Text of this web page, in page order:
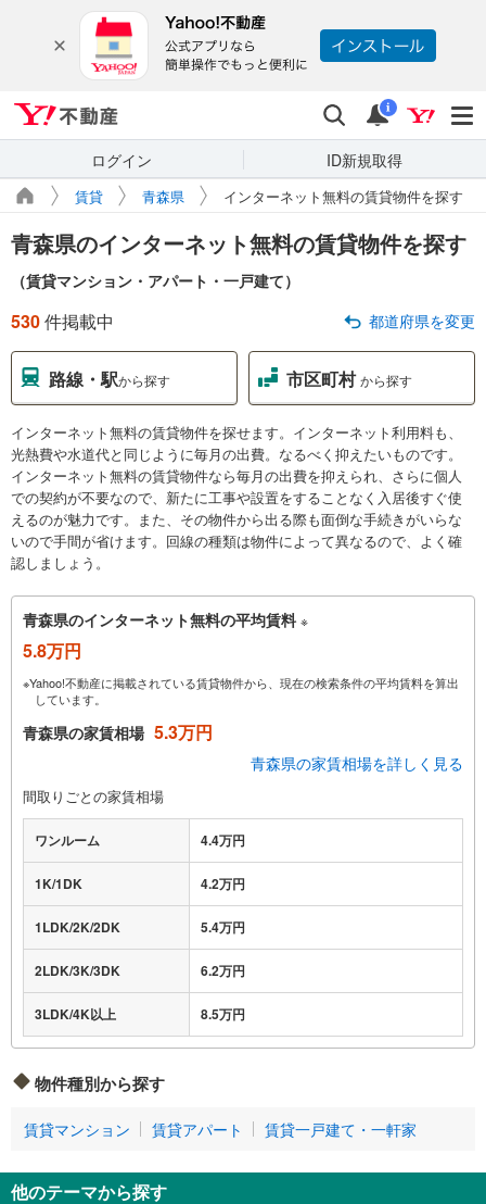
検索 通知
i
ログイン ID新規取得
賃貸 青森県 インターネット無料の賃貸物件を探す
青森県のインターネット無料の賃貸物件を探す
（賃貸マンション・アパート・一戸建て）
530件掲載中 都道府県を変更
路線・駅から探す 市区町村から探す
インターネット無料の賃貸物件を探せます。インターネット利用料も、
光熱費や水道代と同じように毎月の出費。なるべく抑えたいものです。
インターネット無料の賃貸物件なら毎月の出費を抑えられ、さらに個人
での契約が不要なので、新たに工事や設置をすることなく入居後すぐ使
えるのが魅力です。また、その物件から出る際も面倒な手続きがいらな
いので手間が省けます。回線の種類は物件によって異なるので、よく確
認しましょう。
青森県のインターネット無料の平均賃料 ※
5.8万円
※Yahoo!不動産に掲載されている賃貸物件から、現在の検索条件の平均賃料を算出
しています。
青森県の家賃相場 5.3万円
青森県の家賃相場を詳しく見る
間取りごとの家賃相場
ワンルーム 4.4万円
1K/1DK 4.2万円
1LDK/2K/2DK 5.4万円
2LDK/3K/3DK 6.2万円
3LDK/4K以上 8.5万円
物件種別から探す
賃貸マンション 賃貸アパート 賃貸一戸建て・一軒家
他のテーマから探す